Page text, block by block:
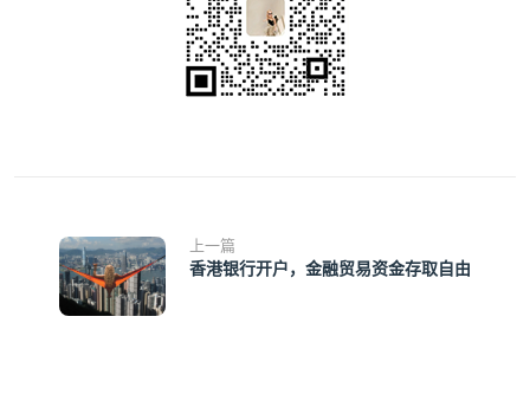
上一篇
香港银行开户，金融贸易资金存取自由